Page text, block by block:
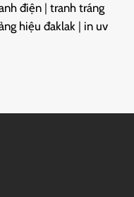
điện | tranh tráng
hiệu đaklak | in uv